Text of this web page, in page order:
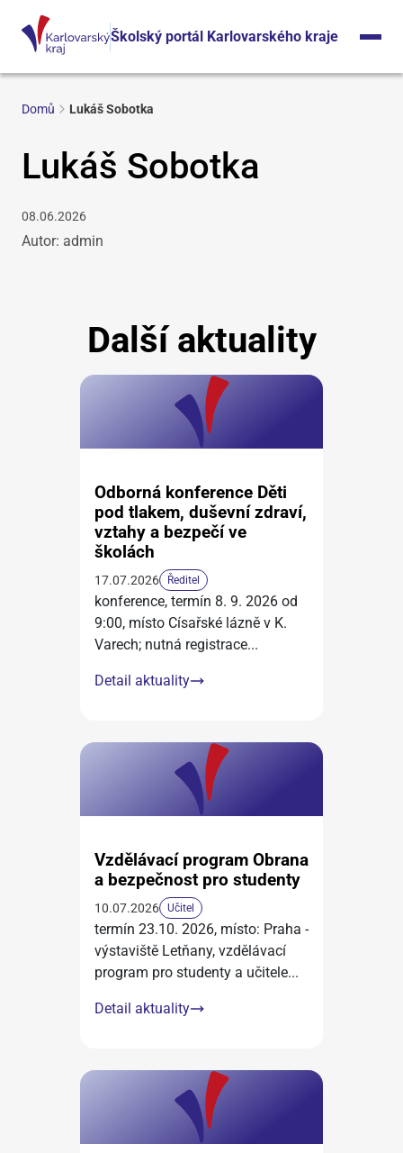
Školský portál Karlovarského kraje
Domů Lukáš Sobotka
Lukáš Sobotka
08.06.2026
Autor: admin
Další aktuality
Odborná konference Děti
pod tlakem, duševní zdraví,
vztahy a bezpečí ve
školách
17.07.2026 Ředitel
konference, termín 8. 9. 2026 od
9:00, místo Císařské lázně v K.
Varech; nutná registrace...
Detail aktuality
Vzdělávací program Obrana
a bezpečnost pro studenty
10.07.2026 Učitel
termín 23.10. 2026, místo: Praha -
výstaviště Letňany, vzdělávací
program pro studenty a učitele...
Detail aktuality